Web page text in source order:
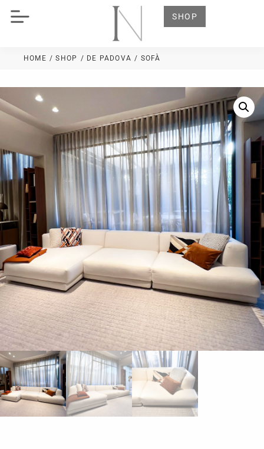
SHOP
HOME / SHOP / DE PADOVA / SOFÀ